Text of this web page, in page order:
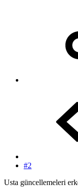
#2
Usta güncellemeleri